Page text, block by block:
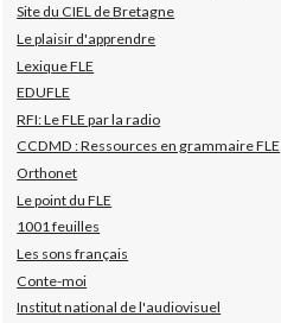
Site du CIEL de Bretagne
Le plaisir d'apprendre
Lexique FLE
EDUFLE
RFI: Le FLE par la radio
CCDMD : Ressources en grammaire FLE
Orthonet
Le point du FLE
1001 feuilles
Les sons français
Conte-moi
Institut national de l'audiovisuel